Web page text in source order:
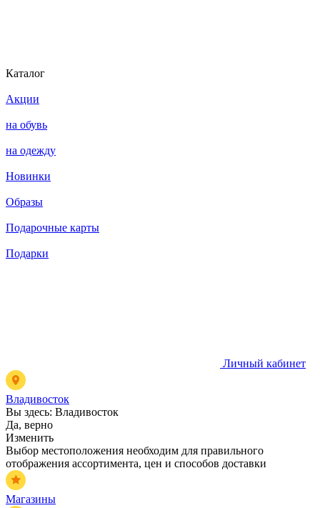
Каталог
Акции
на обувь
на одежду
Новинки
Образы
Подарочные карты
Подарки
Личный кабинет
Владивосток
Вы здесь: Владивосток
Да, верно
Изменить
Выбор местоположения необходим для правильного
отображения ассортимента, цен и способов доставки
Магазины